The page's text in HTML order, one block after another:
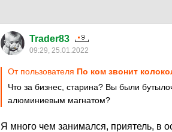
Trader83
09:29, 25.01.2022
От пользователя По ком звонит
Что за бизнес, старина? Вы были
алюминиевым магнатом?
Я много чем занимался, приятель, в